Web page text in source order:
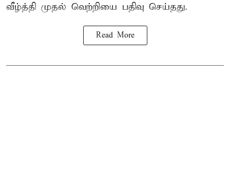
வீழ்த்தி முதல் வெற்றியை பதிவு செய்தது.
Read More